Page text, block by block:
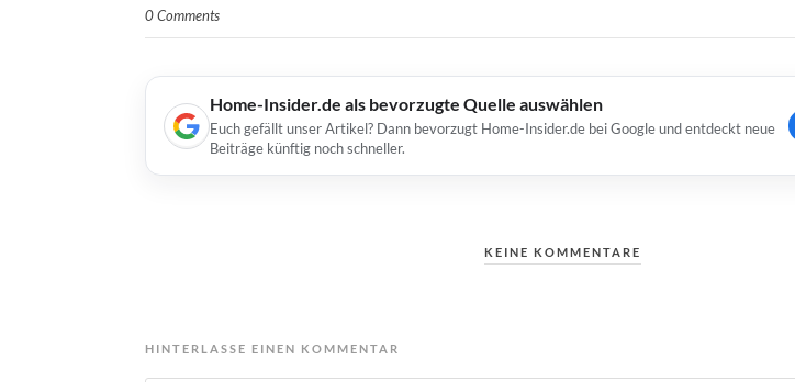
0 Comments
Home-Insider.de als bevorzugte Quelle auswählen
Euch gefällt unser Artikel? Dann bevorzugt Home-Insider.de bei Google und entdeckt neue
Beiträge künftig noch schneller.
KEINE KOMMENTARE
HINTERLASSE EINEN KOMMENTAR